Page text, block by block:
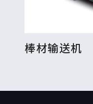
棒材输送机